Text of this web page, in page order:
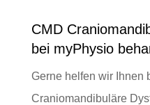
CMD
bei myPhysio
Gerne helfen wir Ihnen
Craniomandibuläre